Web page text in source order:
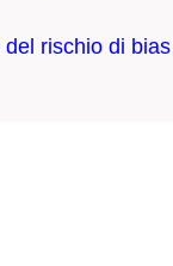
del rischio di